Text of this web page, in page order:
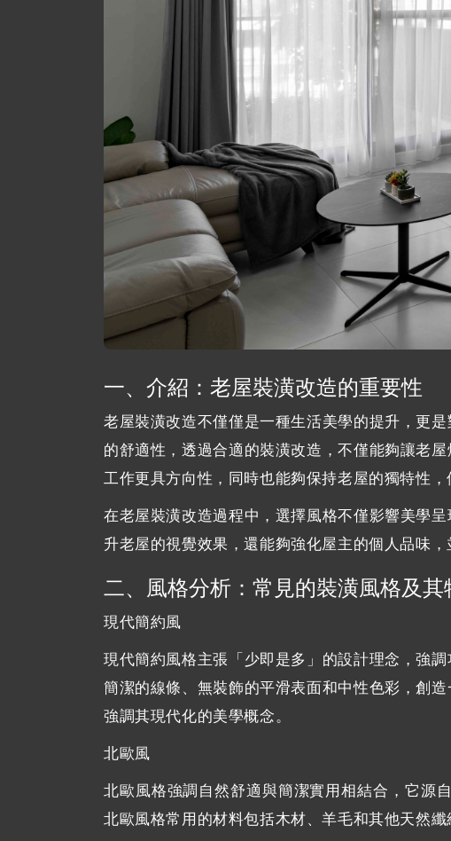
一、介紹：老屋裝潢改造的重要性
老屋裝潢改造不僅僅是一種生活美學的提升，更
的舒適性，透過合適的裝潢改造，不僅能夠讓老
工作更具方向性，同時也能夠保持老屋的獨特性
在老屋裝潢改造過程中，選擇風格不僅影響美學
升老屋的視覺效果，還能夠強化屋主的個人品味
二、風格分析：常見的裝潢風格及其
現代簡約風
現代簡約風格主張「少即是多」的設計理念，強
簡潔的線條、無裝飾的平滑表面和中性色彩，創
強調其現代化的美學概念。
北歐風
北歐風格強調自然舒適與簡潔實用相結合，它源
北歐風格常用的材料包括木材、羊毛和其他天然